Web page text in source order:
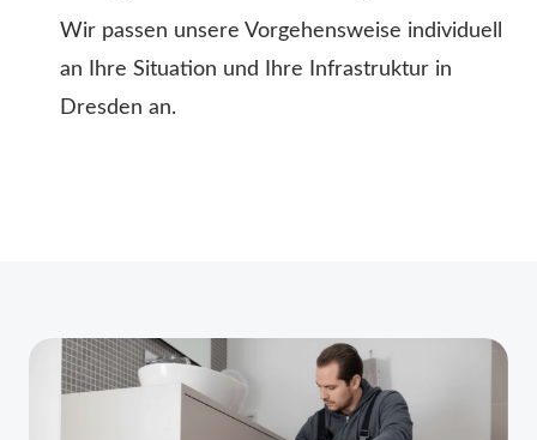
Wir passen unsere Vorgehensweise individuell
an Ihre Situation und Ihre Infrastruktur in
Dresden an.